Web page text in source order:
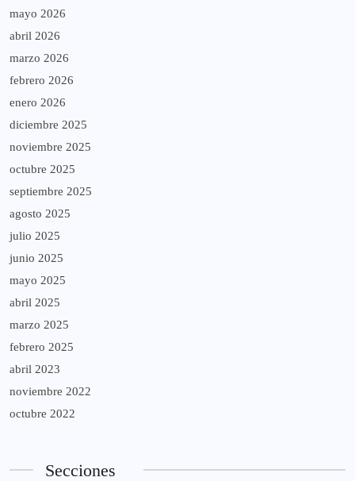
mayo 2026
abril 2026
marzo 2026
febrero 2026
enero 2026
diciembre 2025
noviembre 2025
octubre 2025
septiembre 2025
agosto 2025
julio 2025
junio 2025
mayo 2025
abril 2025
marzo 2025
febrero 2025
abril 2023
noviembre 2022
octubre 2022
Secciones